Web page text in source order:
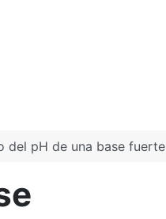
del pH de una base fuerte